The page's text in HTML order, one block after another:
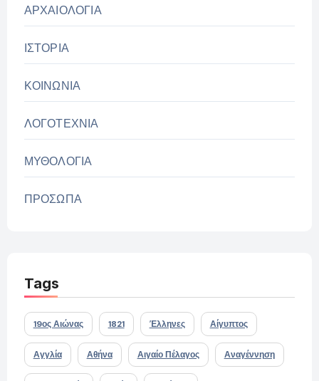
ΑΡΧΑΙΟΛΟΓΙΑ
ΙΣΤΟΡΙΑ
ΚΟΙΝΩΝΙΑ
ΛΟΓΟΤΕΧΝΙΑ
ΜΥΘΟΛΟΓΙΑ
ΠΡΟΣΩΠΑ
Tags
19ος Αιώνας 1821 Έλληνες Αίγυπτος
Αγγλία Αθήνα Αιγαίο Πέλαγος Αναγέννηση